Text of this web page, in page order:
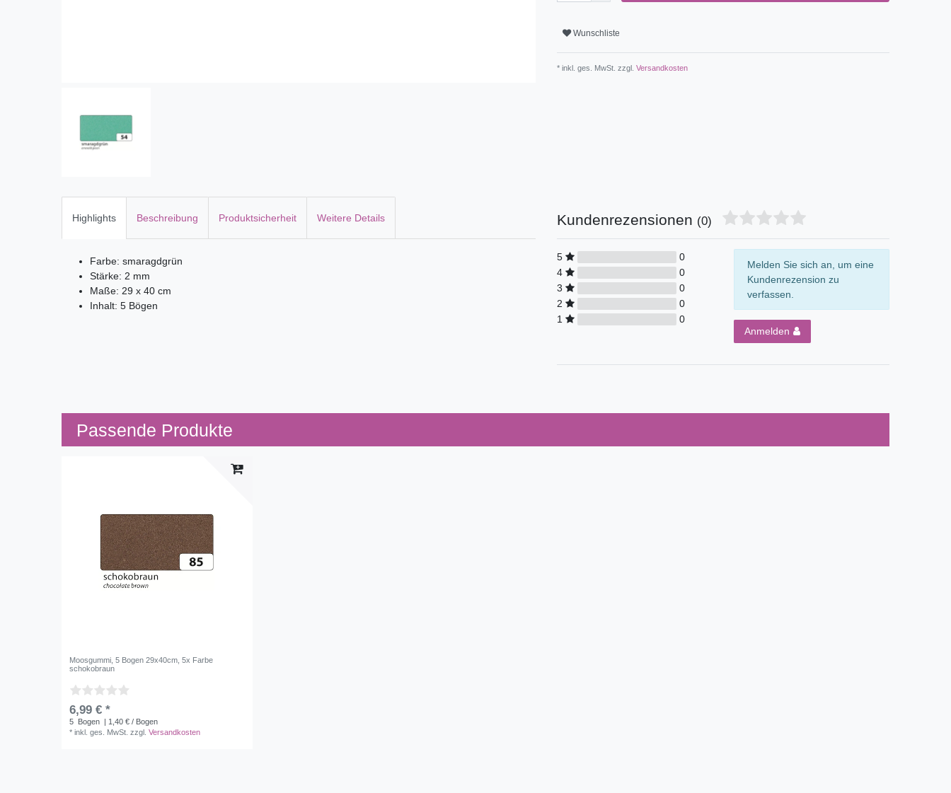
Wunschliste
* inkl. ges. MwSt. zzgl. Versandkosten
Highlights Beschreibung Produktsicherheit Weitere Details
Farbe: smaragdgrün
Stärke: 2 mm
Maße: 29 x 40 cm
Inhalt: 5 Bögen
Kundenrezensionen (0)
5
0
4
0
3
0
2
0
1
0
Melden Sie sich an, um eine
Kundenrezension zu
verfassen.
Anmelden
Passende Produkte
Moosgummi, 5 Bogen 29x40cm, 5x Farbe
schokobraun
6,99 € *
5 Bogen | 1,40 € / Bogen
*inkl. ges. MwSt. zzgl.Versandkosten